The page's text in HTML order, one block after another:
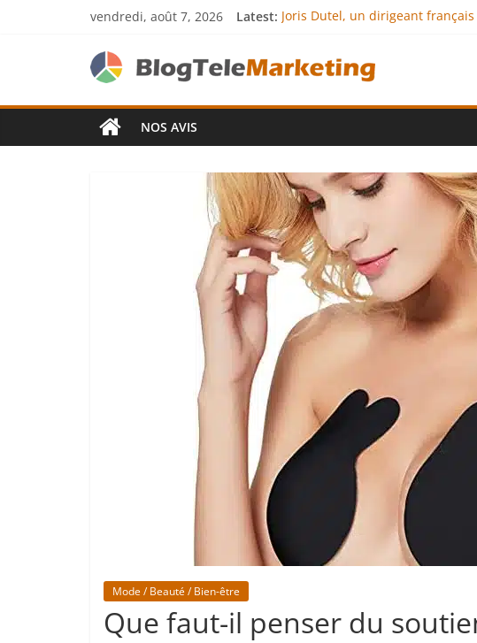
vendredi, août 7, 2026 Latest: Joris Dutel, un dirigeant
JCA Academy : l’excellence au
Denis Bouclon : la diplomatie
NOS AVIS
Mode / Beauté / Bien-être
Que faut-il penser du